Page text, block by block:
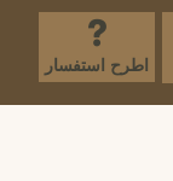
اطرح استفسار